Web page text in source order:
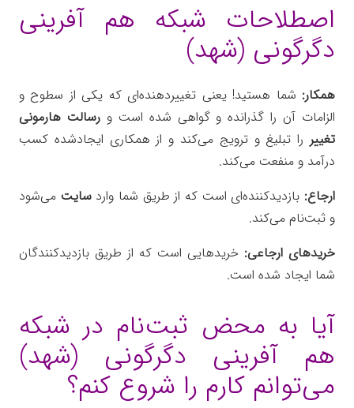
اصطلاحات شبکه هم آفرینی
دگرگونی (شهد)
همکار: شما هستید! یعنی تغییردهنده‌ای که یکی از سطوح و
الزامات آن را گذرانده و گواهی شده است ورسالت هارمونی
تغییر را تبلیغ و ترویج می‌کند و از همکاری ایجادشده کسب
درآمد و منفعت می‌کند.
ارجاع: بازدیدکننده‌ای است که از طریق شما واردسایت می‌شود
و ثبت‌نام می‌کند.
خریدهای ارجاعی: خریدهایی است که از طریق بازدیدکنندگان
شما ایجاد شده است.
آیا به محض ثبت‌نام در شبکه
هم آفرینی دگرگونی (شهد)
می‌توانم کارم را شروع کنم؟